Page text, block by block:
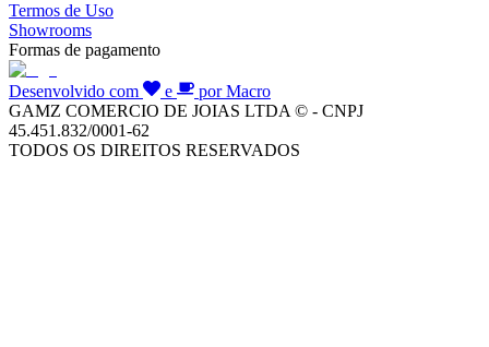
Termos de Uso
Showrooms
Formas de pagamento
Desenvolvido com e
por Macro
GAMZ COMERCIO DE JOIAS LTDA © - CNPJ
45.451.832/0001-62
TODOS OS DIREITOS RESERVADOS